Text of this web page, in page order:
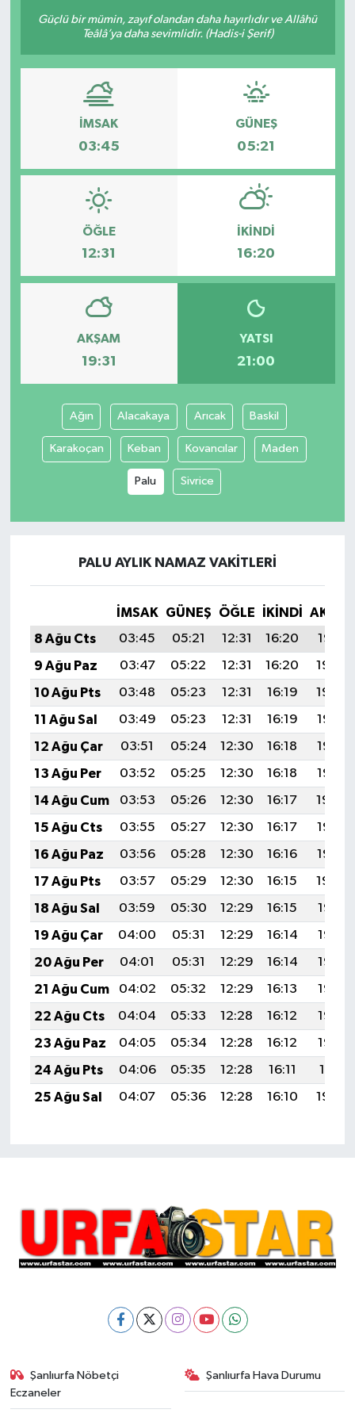
Güçlü bir mümin, zayıf olandan daha hayırlıdır ve Allâhü
Teâlâ’ya daha sevimlidir. (Hadis-i Şerif)
İMSAK
03:45
GÜNEŞ
05:21
ÖĞLE
12:31
İKINDI
16:20
AKŞAM
19:31
YATSI
21:00
Ağın Alacakaya Arıcak Baskil
Karakoçan Keban Kovancılar Maden
Palu Sivrice
PALU AYLIK NAMAZ VAKITLERI
İMSAK GÜNEŞ ÖĞLE İKINDI
8 Ağu Cts
03:45 05:21 12:31 16:20
19:31
9 Ağu Paz
03:47 05:22 12:31 16:20
19:30
10 Ağu Pts
03:48 05:23 12:31 16:19
19:29
11 Ağu Sal
03:49 05:23 12:31 16:19
19:28
12 Ağu Çar
03:51 05:24 12:30 16:18
19:27
13 Ağu Per
03:52 05:25 12:30 16:18
19:25
14 Ağu Cum
03:53 05:26 12:30 16:17
19:24
15 Ağu Cts
03:55 05:27 12:30 16:17
19:23
16 Ağu Paz
03:56 05:28 12:30 16:16
19:22
17 Ağu Pts
03:57 05:29 12:30 16:15
19:20
18 Ağu Sal
03:59 05:30 12:29 16:15
19:19
19 Ağu Çar
04:00 05:31 12:29 16:14
19:18
20 Ağu Per
04:01 05:31 12:29 16:14
19:16
21 Ağu Cum
04:02 05:32 12:29 16:13
19:15
22 Ağu Cts
04:04 05:33 12:28 16:12
19:13
23 Ağu Paz
04:05 05:34 12:28 16:12
19:12
24 Ağu Pts
04:06 05:35 12:28 16:11
19:11
25 Ağu Sal
04:07 05:36 12:28 16:10 19:09
Şanlıurfa Nöbetçi
Eczaneler
Şanlıurfa Hava Durumu